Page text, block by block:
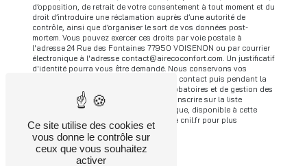
d’opposition, de retrait de votre consentement à tout moment et du
droit d’introduire une réclamation auprès d’une autorité de
contrôle, ainsi que d’organiser le sort de vos données post-
mortem. Vous pouvez exercer ces droits par voie postale à
l'adresse 24 Rue des Fontaines 77950 VOISENON ou par courrier
électronique à l'adresse contact@airecoconfort.com. Un justificatif
d'identité pourra vous être demandé. Nous conservons vos
données pendant la période de prise de contact puis pendant la
durée de prescription légale aux fins probatoires et de gestion des
contentieux. Vous avez le droit de vous inscrire sur la liste
d'opposition au démarchage téléphonique, disponible à cette
adresse:
Bloctel.gouv.fr
. Consultez le site cnil.fr pour plus
d’informations sur vos droits.
Ce site utilise des cookies et
vous donne le contrôle sur
ceux que vous souhaitez
activer